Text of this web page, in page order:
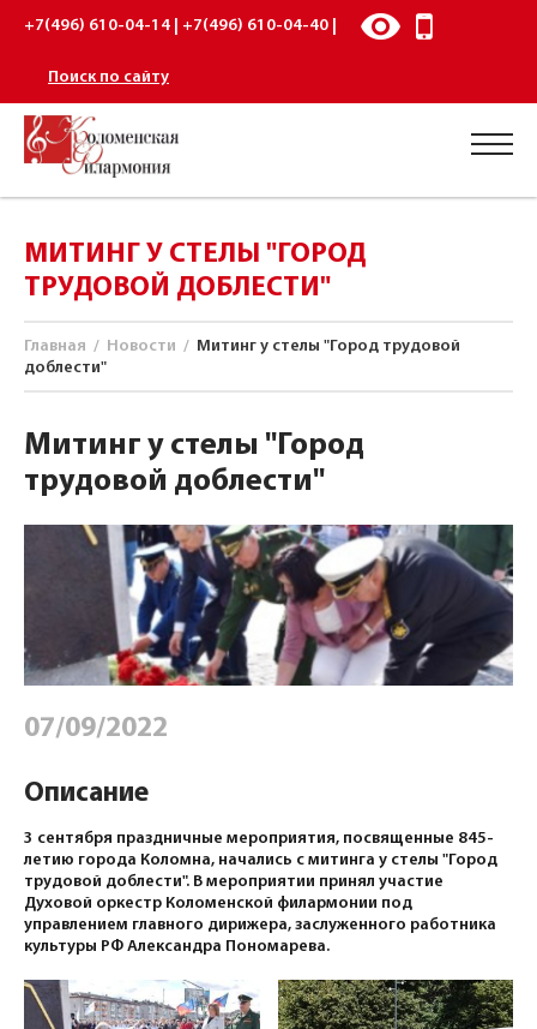
+7(496) 610-04-14 | +7(496) 610-04-40 |
Поиск по сайту
МИТИНГ У СТЕЛЫ "ГОРОД
ТРУДОВОЙ ДОБЛЕСТИ"
Главная / Новости / Митинг у стелы "Город трудовой
доблести"
Митинг у стелы "Город
трудовой доблести"
07/09/2022
Описание
3 сентября праздничные мероприятия, посвященные 845-
летию города Коломна, начались с митинга у стелы "Город
трудовой доблести". В мероприятии принял участие
Духовой оркестр Коломенской филармонии под
управлением главного дирижера, заслуженного работника
культуры РФ Александра Пономарева.